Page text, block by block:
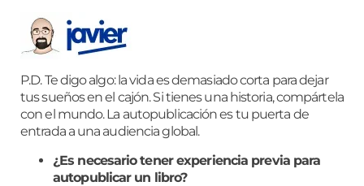
P.D. Te digo algo: la vida es demasiado corta para dejar
tus sueños en el cajón. Si tienes una historia, compártela
con el mundo. La autopublicación es tu puerta de
entrada a una audiencia global.
¿Es necesario tener experiencia previa para
autopublicar un libro?